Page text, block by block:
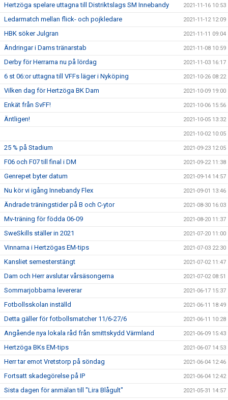
Hertzöga spelare uttagna till Distriktslags SM Innebandy 2021-11-16 10:53
Ledarmatch mellan flick- och pojkledare 2021-11-12 12:09
HBK söker Julgran 2021-11-11 09:04
Ändringar i Dams tränarstab 2021-11-08 10:59
Derby för Herrarna nu på lördag 2021-11-03 16:17
6 st 06:or uttagna till VFFs läger i Nyköping 2021-10-26 08:22
Vilken dag för Hertzöga BK Dam 2021-10-09 19:00
Enkät från SvFF! 2021-10-06 15:56
Äntligen! 2021-10-05 13:32
2021-10-02 10:05
25 % på Stadium 2021-09-23 12:05
F06 och F07 till final i DM 2021-09-22 11:38
Genrepet byter datum 2021-09-14 14:57
Nu kör vi igång Innebandy Flex 2021-09-01 13:46
Ändrade träningstider på B och C-ytor 2021-08-30 16:03
Mv-träning för födda 06-09 2021-08-20 11:37
SweSkills ställer in 2021 2021-07-20 11:00
Vinnarna i Hertzögas EM-tips 2021-07-03 22:30
Kansliet semesterstängt 2021-07-02 11:47
Dam och Herr avslutar vårsäsongerna 2021-07-02 08:51
Sommarjobbarna levererar 2021-06-17 15:37
Fotbollsskolan inställd 2021-06-11 18:49
Detta gäller för fotbollsmatcher 11/6-27/6 2021-06-11 10:28
Angående nya lokala råd från smittskydd Värmland 2021-06-09 15:43
Hertzöga BKs EM-tips 2021-06-07 14:53
Herr tar emot Vretstorp på söndag 2021-06-04 12:46
Fortsatt skadegörelse på IP 2021-06-04 12:42
Sista dagen för anmälan till "Lira Blågult" 2021-05-31 14:57